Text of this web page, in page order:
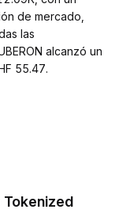
de mercado,
las
alcanzó un
55.47.